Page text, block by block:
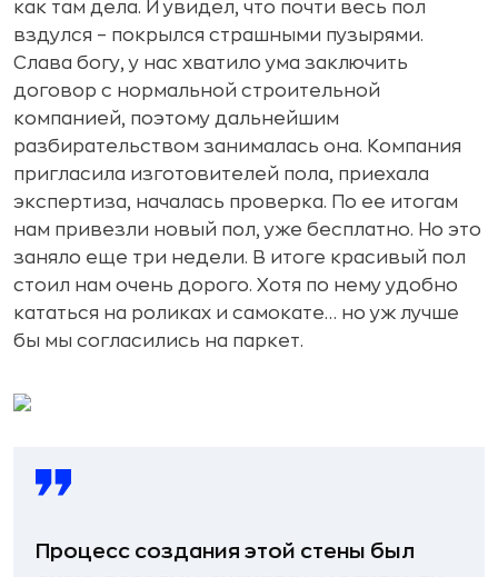
как там дела. И увидел, что почти весь пол
вздулся – покрылся страшными пузырями.
Слава богу, у нас хватило ума заключить
договор с нормальной строительной
компанией, поэтому дальнейшим
разбирательством занималась она. Компания
пригласила изготовителей пола, приехала
экспертиза, началась проверка. По ее итогам
нам привезли новый пол, уже бесплатно. Но это
заняло еще три недели. В итоге красивый пол
стоил нам очень дорого. Хотя по нему удобно
кататься на роликах и самокате… но уж лучше
бы мы согласились на паркет.
Процесс создания этой стены был